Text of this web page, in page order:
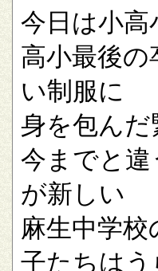
今日は小高
高小最後
い制服に
身を包ん
今までと
が新しい
麻生中学
子たちは